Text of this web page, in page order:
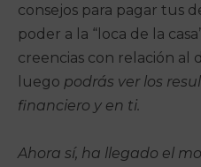
consejos para pagar tus
poder a la “loca de la
creencias con relación al
luego podrás ver los
financiero y en ti.
Ahora sí, ha llegado el